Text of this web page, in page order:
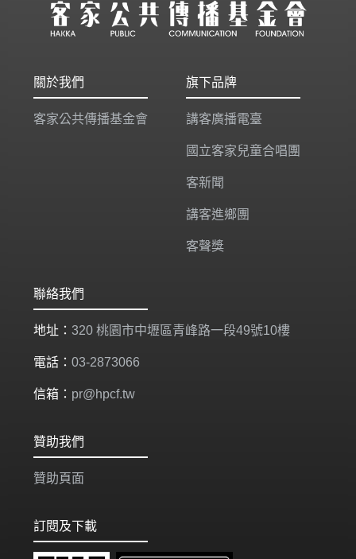
關於我們
客家公共傳播基金會
旗下品牌
講客廣播電臺
國立客家兒童合唱團
客新聞
講客進鄉團
客聲獎
聯絡我們
地址： 320 桃園市中壢區青峰路一段49號10樓
電話： 03-2873066
信箱： pr@hpcf.tw
贊助我們
贊助頁面
訂閱及下載